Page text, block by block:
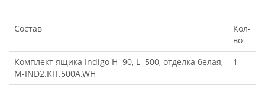
Состав
Кол-
во
Комплект ящика Indigo H=90, L=500, отделка белая,
M-IND2.KIT.500A.WH
1